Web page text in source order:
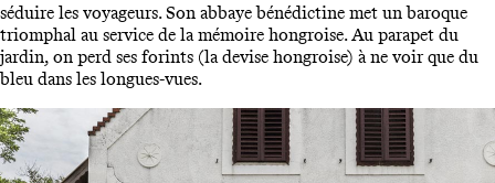
séduire les voyageurs. Son abbaye bénédictine met un baroque
triomphal au service de la mémoire hongroise. Au parapet du
jardin, on perd ses forints (la devise hongroise) à ne voir que du
bleu dans les longues-vues.